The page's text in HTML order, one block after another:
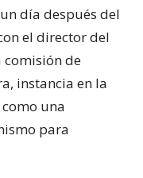
día después del
el director del
comisión de
instancia en la
una
para